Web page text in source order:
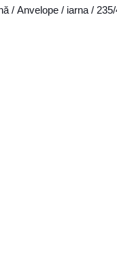
/ Anvelope / iarna /